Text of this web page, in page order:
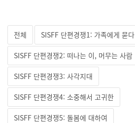
전체 SISFF 단편경쟁1: 가족에게 묻다
SISFF 단편경쟁2: 떠나는 이, 머무는 사람
SISFF 단편경쟁3: 사각지대
SISFF 단편경쟁4: 소중해서 고귀한
SISFF 단편경쟁5: 돌봄에 대하여